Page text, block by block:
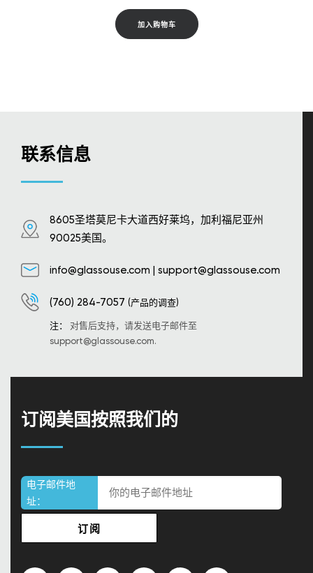
加入购物车
联系信息
8605圣塔莫尼卡大道西好莱坞，加利福尼亚州
90025美国。
info@glassouse.com | support@glassouse.com
(760) 284-7057 (产品的调查)
注： 对售后支持，请发送电子邮件至
support@glassouse.com.
订阅美国按照我们的
电子邮件地
址：